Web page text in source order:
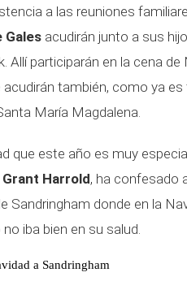
a las reuniones
Gales acudirán junto a sus
Allí participarán en la cena
acudirán también, como ya
María Magdalena.
que este año es muy
Grant Harrold, ha confesado
Sandringham donde en la
iba bien en su salud.
a Sandringham